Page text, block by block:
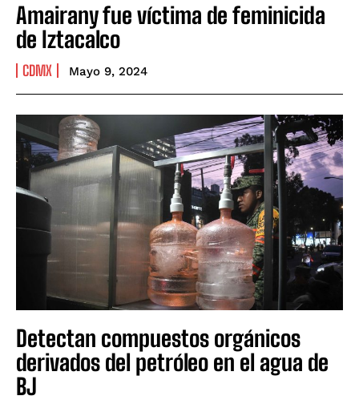
Amairany fue víctima de feminicida
de Iztacalco
CDMX Mayo 9, 2024
Detectan compuestos orgánicos
derivados del petróleo en el agua de
BJ